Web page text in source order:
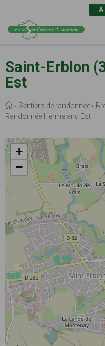
au
contenu
principal
À
Saint-Erblon
Est
Fil
d'Ariane
Sentiers de randonnée
Randonnée Hermeland Est
+
−